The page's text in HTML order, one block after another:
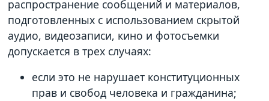
распространение сообщений и материалов,
подготовленных с использованием скрытой
аудио, видеозаписи, кино и фотосъемки
допускается в трех случаях:
если это не нарушает конституционных
прав и свобод человека и гражданина;